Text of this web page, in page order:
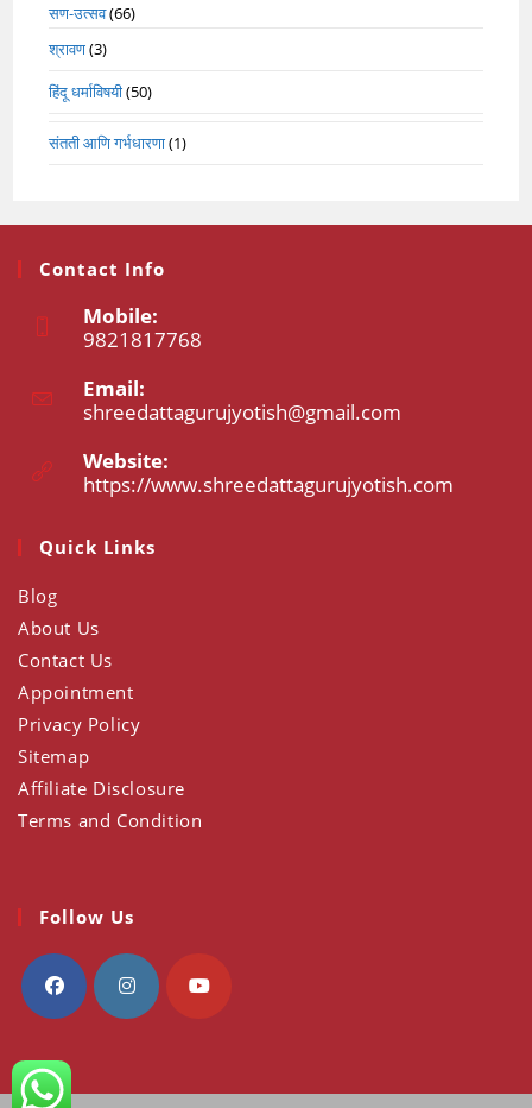
सण-उत्सव(66)
श्रावण(3)
हिंदू धर्माविषयी(50)
संतती आणि गर्भधारणा(1)
Contact Info
Mobile:
9821817768
in
your
application
Email:
shreedattagurujyotish@gmail.com
Website:
https://www.shreedattagurujyotish.com
Quick Links
Blog
About Us
Contact Us
Appointment
Privacy Policy
Sitemap
Affiliate Disclosure
Terms and Condition
Follow Us
in
a
a
a